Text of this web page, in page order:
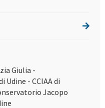
Giulia -
Udine - CCIAA di
Jacopo